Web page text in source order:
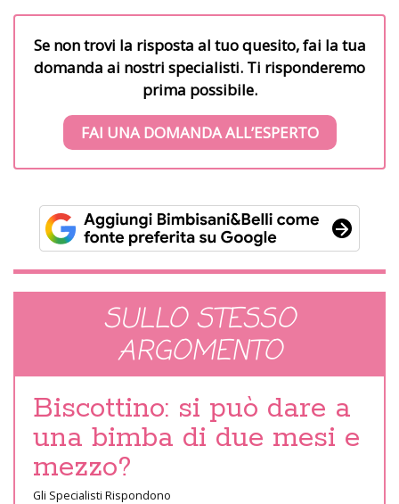
Se non trovi la risposta al tuo quesito, fai la tua
domanda ai nostri specialisti. Ti risponderemo
prima possibile.
FAI UNA DOMANDA ALL’ESPERTO
SULLO STESSO
ARGOMENTO
Biscottino: si può dare a
una bimba di due mesi e
mezzo?
Gli Specialisti Rispondono